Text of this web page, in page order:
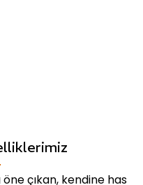
çıkan, kendine has